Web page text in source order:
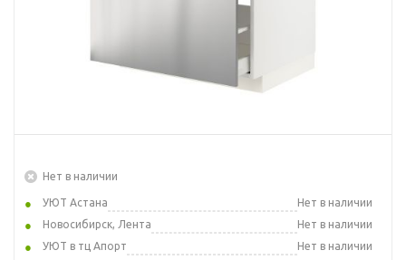
Нет в наличии
УЮТ Астана
Нет в наличии
Новосибирск, Лента
Нет в наличии
УЮТ в тц Апорт
Нет в наличии